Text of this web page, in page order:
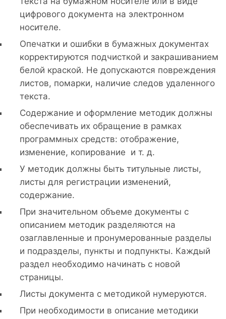
цифрового документа на электронном
носителе.
Опечатки и ошибки в бумажных документах
корректируются подчисткой и закрашиванием
белой краской. Не допускаются повреждения
листов, помарки, наличие следов удаленного
текста.
Содержание и оформление методик должны
обеспечивать их обращение в рамках
программных средств: отображение,
изменение, копирование и т. д.
У методик должны быть титульные листы,
листы для регистрации изменений,
содержание.
При значительном объеме документы с
описанием методик разделяются на
озаглавленные и пронумерованные разделы
и подразделы, пункты и подпункты. Каждый
раздел необходимо начинать с новой
страницы.
Листы документа с методикой нумеруются.
При необходимости в описание методики